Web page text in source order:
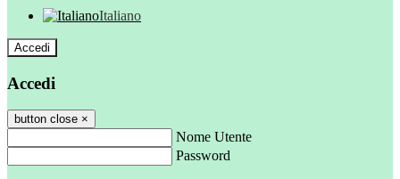
Italiano
Accedi
Accedi
button close ×
Nome Utente
Password